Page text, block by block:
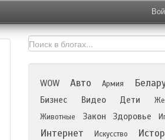
WOW Авто Армия
Бизнес Видео Дети
Животные
Закон Здоровье
Интернет Искусство